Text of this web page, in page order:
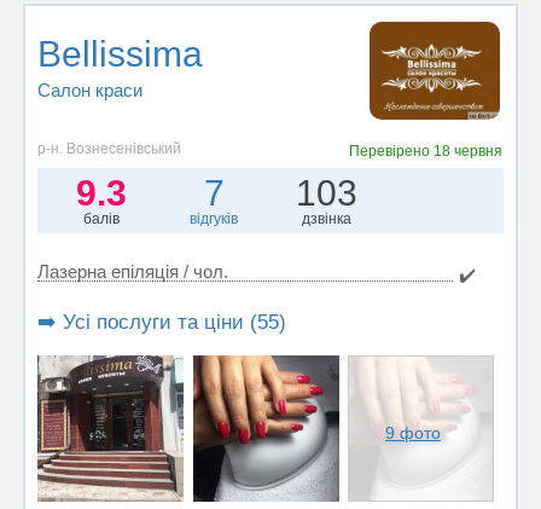
Bellissima
Салон краси
р-н. Вознесенівський Перевірено 18 червня
9.3
балів
7
відгуків
103
дзвінка
Лазерна епіляція / чол. ✔️
➡️ Усі послуги та ціни (55)
9 фото